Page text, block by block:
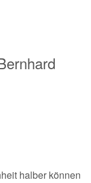
halber können